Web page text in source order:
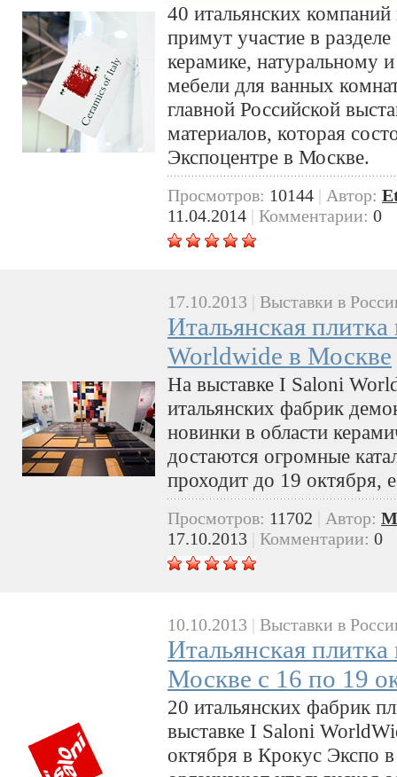
40 итальянских
примут участие в
керамике, натуральному
мебели для ванных
главной Российской
материалов, которая
Экспоцентре в Москве.
Просмотров: 10144 | Автор:
11.04.2014 | Комментарии: 0
17.10.2013 Выставки в
Итальянская
Worldwide в Москве
На выставке I Saloni
итальянских фабрик
новинки в области
достаются огромные
проходит до 19 октября,
Просмотров: 11702 Автор:
17.10.2013
Комментарии: 0
10.10.2013 | Выставки в
Итальянская
Москве с 16 по 19
20 итальянских фабрик
выставке I Saloni
октября в Крокус Экспо